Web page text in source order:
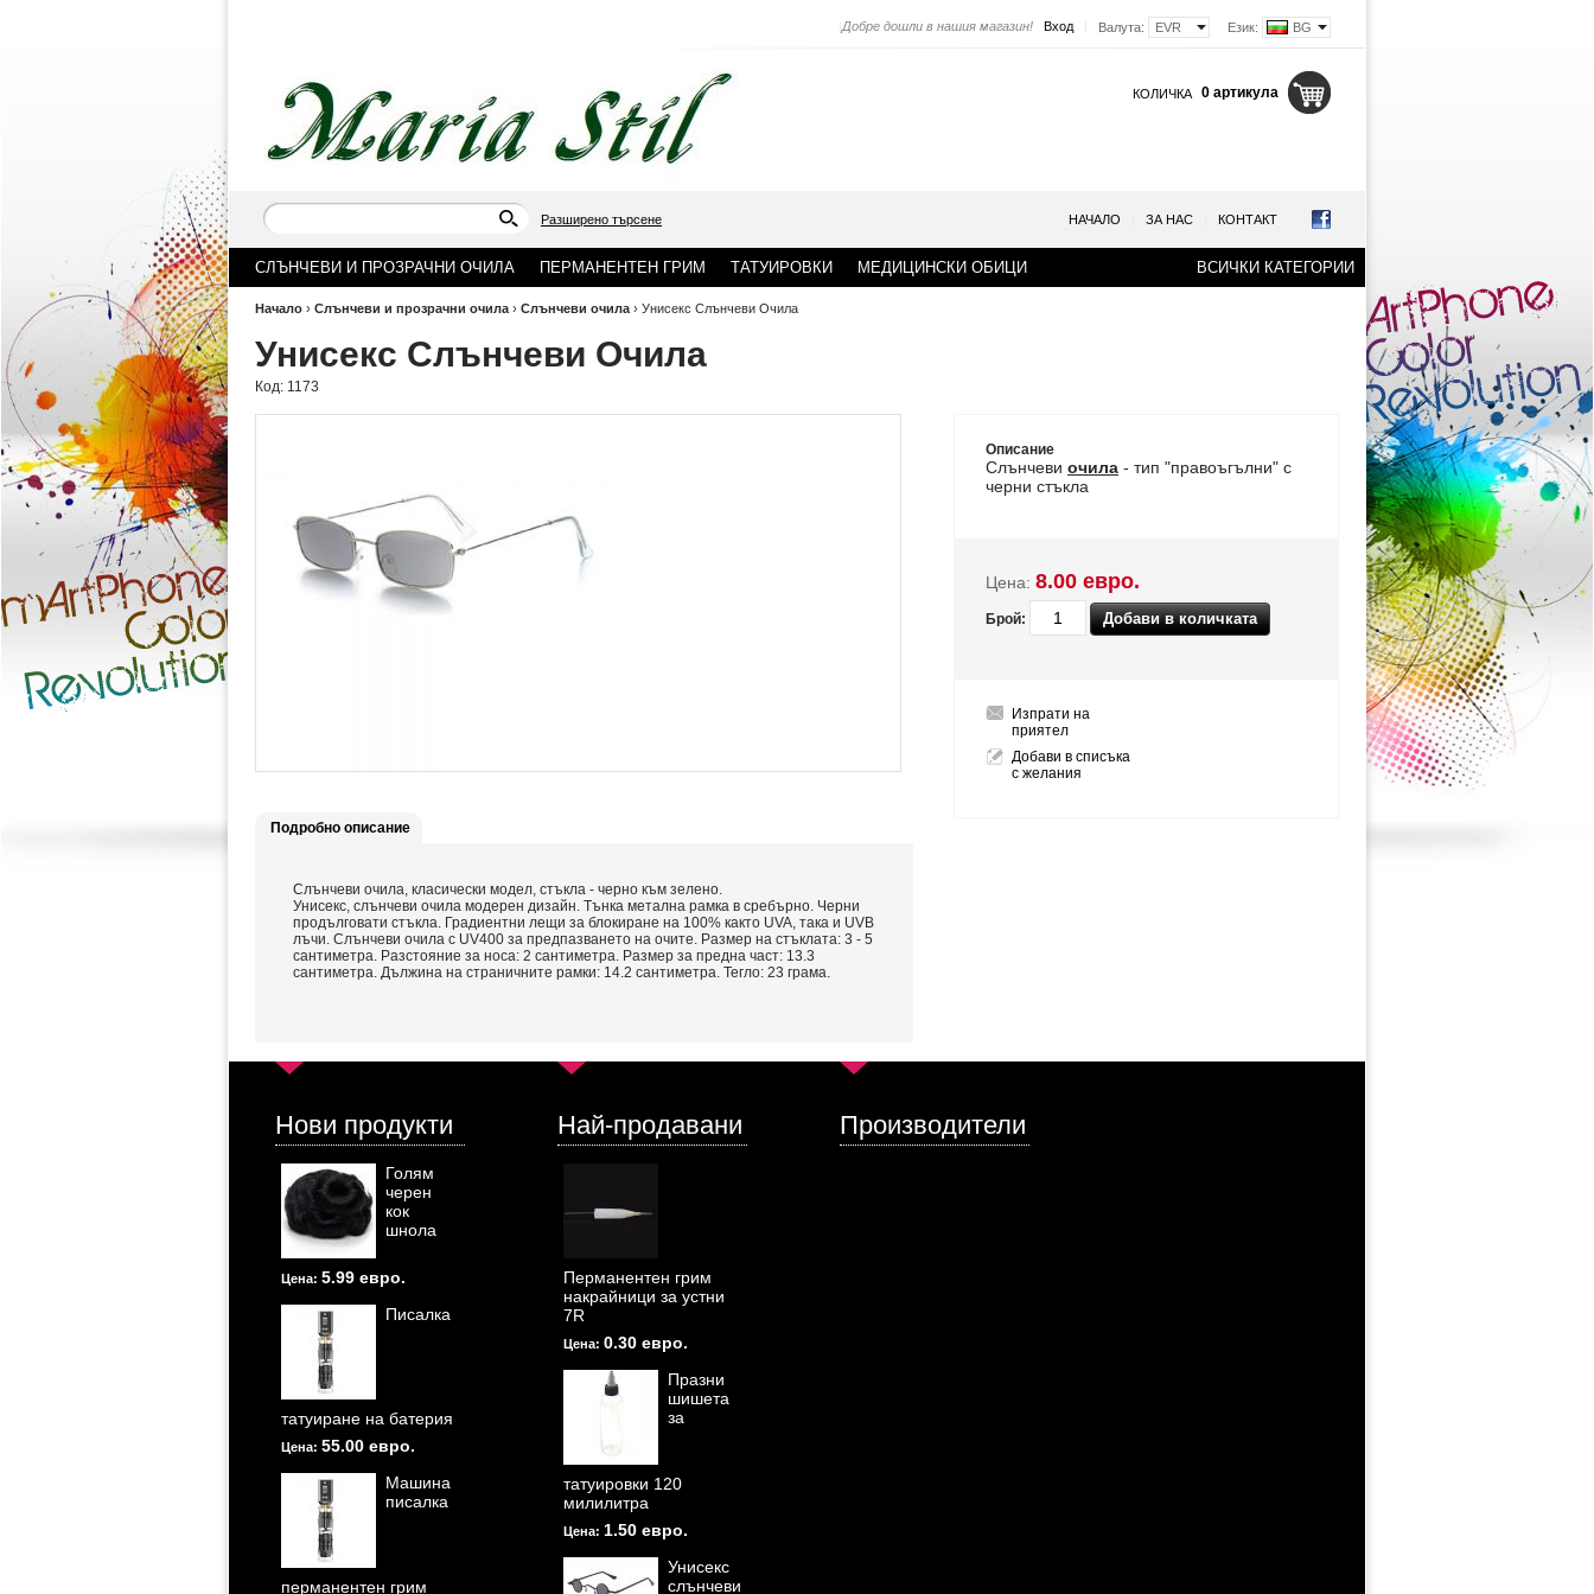
Език: BG
Валута: EVR
Вход
Добре дошли в нашия магазин!
КОЛИЧКА 0 артикула
Разширено търсене НАЧАЛО ЗА НАС КОНТАКТ
СЛЪНЧЕВИ И ПРОЗРАЧНИ ОЧИЛА ПЕРМАНЕНТЕН ГРИМ ТАТУИРОВКИ МЕДИЦИНСКИ ОБИЦИ ВСИЧКИ КАТЕГОРИИ
Начало › Слънчеви и прозрачни очила › Слънчеви очила › Унисекс Слънчеви Очила
Унисекс Слънчеви Очила
Код: 1173
Описание
Слънчеви очила - тип "правоъгълни" с
черни стъкла
Цена: 8.00 евро.
Брой:
Изпрати на
приятел
Добави в списъка
с желания
Подробно описание
Слънчеви очила, класически модел, стъкла - черно към зелено.
Унисекс, слънчеви очила модерен дизайн. Тънка метална рамка в сребърно. Черни
продълговати стъкла. Градиентни лещи за блокиране на 100% както UVA, така и UVB
лъчи. Слънчеви очила с UV400 за предпазването на очите. Размер на стъклата: 3 - 5
сантиметра. Разстояние за носа: 2 сантиметра. Размер за предна част: 13.3
сантиметра. Дължина на страничните рамки: 14.2 сантиметра. Тегло: 23 грама.
Нови продукти
Голям
черен
кок
шнола
Цена: 5.99 евро.
Писалка
татуиране на батерия
Цена: 55.00 евро.
Машина
писалка
перманентен грим
Най-продавани
Перманентен грим
накрайници за устни
7R
Цена: 0.30 евро.
Празни
шишета
за
татуировки 120
милилитра
Цена: 1.50 евро.
Унисекс
слънчеви
Производители